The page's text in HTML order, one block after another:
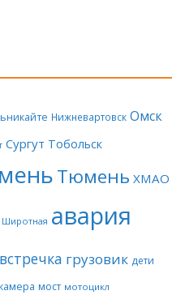
Нижневартовск Омск
Сургут Тобольск
Тюмень ХМАО
Широтная авария
встречка грузовик дети
мост мотоцикл